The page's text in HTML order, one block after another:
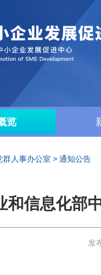
览
群人事办公室 > 通知公告
和信息化部
发